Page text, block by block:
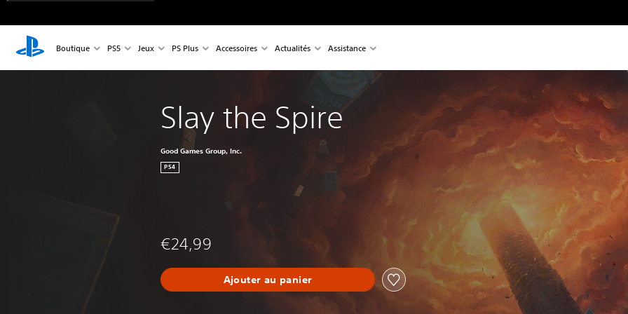
Boutique PS5 Jeux PS Plus Accessoires Actualités Assistance
Slay the Spire
Good Games Group, Inc.
PS4
€24,99
Ajouter au panier